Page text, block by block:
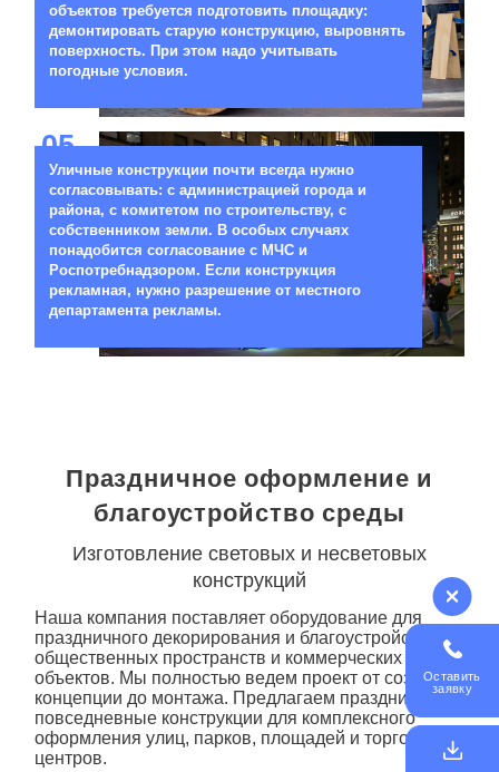
объектов требуется подготовить площадку:
демонтировать старую конструкцию, выровнять
поверхность. При этом надо учитывать
погодные условия.
05
Уличные конструкции почти всегда нужно
согласовывать: с администрацией города и
района, с комитетом по строительству, с
собственником земли. В особых случаях
понадобится согласование с МЧС и
Роспотребнадзором. Если конструкция
рекламная, нужно разрешение от местного
департамента рекламы.
Праздничное оформление и
благоустройство среды
Изготовление световых и несветовых
конструкций
Наша компания поставляет оборудование для
праздничного декорирования и благоустройства
общественных пространств и коммерческих
объектов. Мы полностью ведем проект от создания
концепции до монтажа. Предлагаем праздничные и
повседневные конструкции для комплексного
оформления улиц, парков, площадей и торговых
центров.
Оставить
заявку